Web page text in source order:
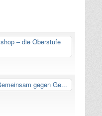
– die Oberstufe
gegen Ge...